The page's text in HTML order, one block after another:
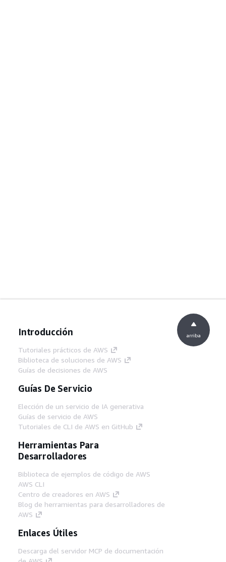
Introducción
Tutoriales prácticos de AWS
Biblioteca de soluciones de AWS
Guías de decisiones de AWS
Guías De Servicio
Elección de un servicio de IA generativa
Guías de servicio de AWS
Tutoriales de CLI de AWS en GitHub
Herramientas Para
Desarrolladores
Biblioteca de ejemplos de código de AWS
AWS CLI
Centro de creadores en AWS
Blog de herramientas para desarrolladores de
AWS
Enlaces Útiles
Descarga del servidor MCP de documentación
arriba